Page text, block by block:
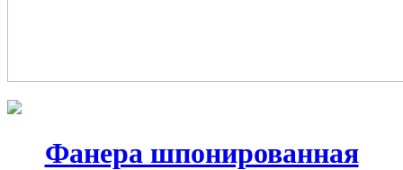
Фанера шпонированная